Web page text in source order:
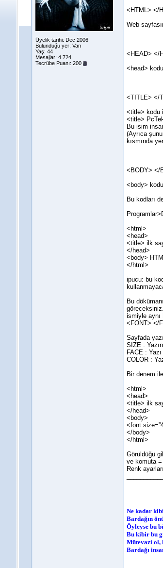
Üyelik tarihi: Dec 2006
Bulunduğu yer: Van
Yaş: 44
Mesajlar: 4.724
Tecrübe Puanı: 200
<HTML> </
Web
<HEAD> </
<head>
<TITLE> </
<title> kodu
<title>
Bu isim
(Ayrıca
kısmında
<BODY> </
<body>
Bu kodları
<html>
<head>
<title> ilk
</head>
<body>
</html>
ipucu: bu
Bu
ismiyle aynı
<FONT> </
Sayfada
SIZE :
FACE :
COLOR :
Bir denem
<html>
<head>
<title> ilk
</head>
<body>
<font
</body>
</html>
Görüldüğü
ve komuta =
Renk
Ne kadar
Bardağın
Öyleyse bu
Bu kibir bu
Mütevazi ol,
Bardağı